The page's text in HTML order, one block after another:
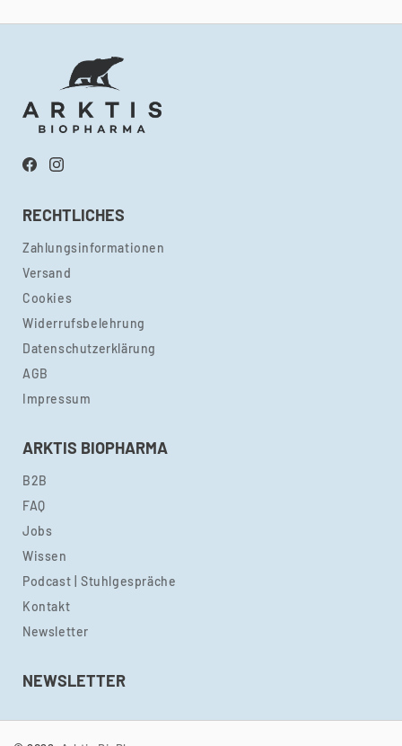
FacebookInstagram
RECHTLICHES
Zahlungsinformationen
Versand
Cookies
Widerrufsbelehrung
Datenschutzerklärung
AGB
Impressum
ARKTIS BIOPHARMA
B2B
FAQ
Jobs
Wissen
Podcast | Stuhlgespräche
Kontakt
Newsletter
NEWSLETTER